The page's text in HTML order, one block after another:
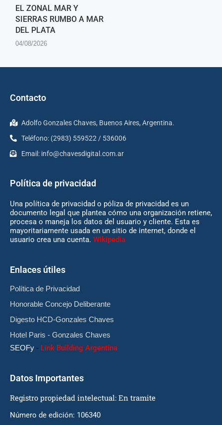
EL ZONAL MAR Y
SIERRAS RUMBO A MAR
DEL PLATA
04/08/2026
Contacto
Adolfo Gonzales Chaves, Buenos Aires, Argentina.
Teléfono: (2983) 559522 / 536006
Email: info@chavesdigital.com.ar
Política de privacidad
Una política de privacidad o póliza de privacidad es un
documento legal que plantea cómo una organización retiene,
procesa o maneja los datos del usuario y cliente. Esta es
mayoritariamente usada en un sitio de internet, donde el
usuario crea una cuenta. Wikipedia
Enlaces útiles
Política de Privacidad
Honorable Concejo Deliberante
Digesto HCD-Gonzales Chaves
Hotel Paris - Gonzales Chaves
SEOFy - Link Building Argentina
Datos Importantes
Registro propiedad intelectual: En tramite
Número de edición: 106340